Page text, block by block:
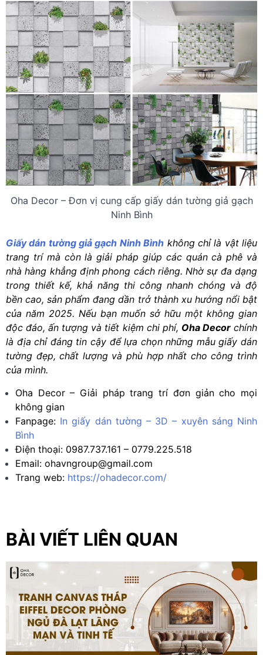
Oha Decor – Đơn vị cung cấp giấy dán tường giả gạch
Ninh Bình
Giấy dán tường giả gạch Ninh Bình không chỉ là vật liệu
trang trí mà còn là giải pháp giúp các quán cà phê và
nhà hàng khẳng định phong cách riêng. Nhờ sự đa dạng
trong thiết kế, khả năng thi công nhanh chóng và độ
bền cao, sản phẩm đang dần trở thành xu hướng nổi bật
của năm 2025. Nếu bạn muốn sở hữu một không gian
độc đáo, ấn tượng và tiết kiệm chi phí, Oha Decorchính
là địa chỉ đáng tin cậy để lựa chọn những mẫu giấy dán
tường đẹp, chất lượng và phù hợp nhất cho công trình
của mình.
Oha Decor – Giải pháp trang trí đơn giản cho mọi
không gian
Fanpage: In giấy dán tường – 3D – xuyên sáng Ninh
Bình
Điện thoại: 0987.737.161 – 0779.225.518
Email: ohavngroup@gmail.com
Trang web: https://ohadecor.com/
BÀI VIẾT LIÊN QUAN